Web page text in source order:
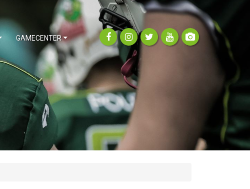
GAMECENTER